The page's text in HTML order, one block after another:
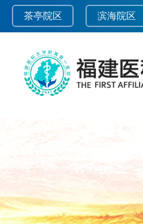
茶亭院区 滨海院区